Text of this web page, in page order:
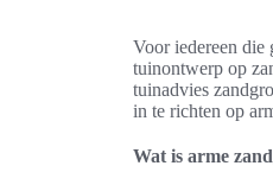
Voor iedereen die
tuinontwerp op
tuinadvies
in te richten op
Wat is arme